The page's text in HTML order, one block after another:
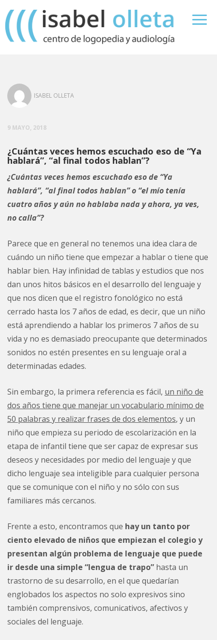
ISABEL OLLETA
9 MAYO, 2018
¿Cuántas veces hemos escuchado eso de “Ya
hablará”, “al final todos hablan”?
¿Cuántas veces hemos escuchado eso de “Ya
hablará”, “al final todos hablan” o “el mío tenía
cuatro años y aún no hablaba nada y ahora, ya ves,
no calla”?
Parece que en general no tenemos una idea clara de
cuándo un niño tiene que empezar a hablar o tiene que
hablar bien. Hay infinidad de tablas y estudios que nos
dan unos hitos básicos en el desarrollo del lenguaje y
que nos dicen que el registro fonológico no está
cerrado hasta los 7 años de edad, es decir, que un niño
está aprendiendo a hablar los primeros 7 años de su
vida y no es demasiado preocupante que determinados
sonidos no estén presentes en su lenguaje oral a
determinadas edades.
Sin embargo, la primera referencia es fácil, un niño de
dos años tiene que manejar un vocabulario mínimo de
50 palabras y realizar frases de dos elementos, y un
niño que empieza su periodo de escolarización en la
etapa de infantil tiene que ser capaz de expresar sus
deseos y necesidades por medio del lenguaje y que
dicho lenguaje sea inteligible para cualquier persona
que se comunique con el niño y no sólo con sus
familiares más cercanos.
Frente a esto, encontramos que hay un tanto por
ciento elevado de niños que empiezan el colegio y
presentan algún problema de lenguaje que puede
ir desde una simple “lengua de trapo” hasta un
trastorno de su desarrollo, en el que quedarían
englobados los aspectos no solo expresivos sino
también comprensivos, comunicativos, afectivos y
sociales del lenguaje.